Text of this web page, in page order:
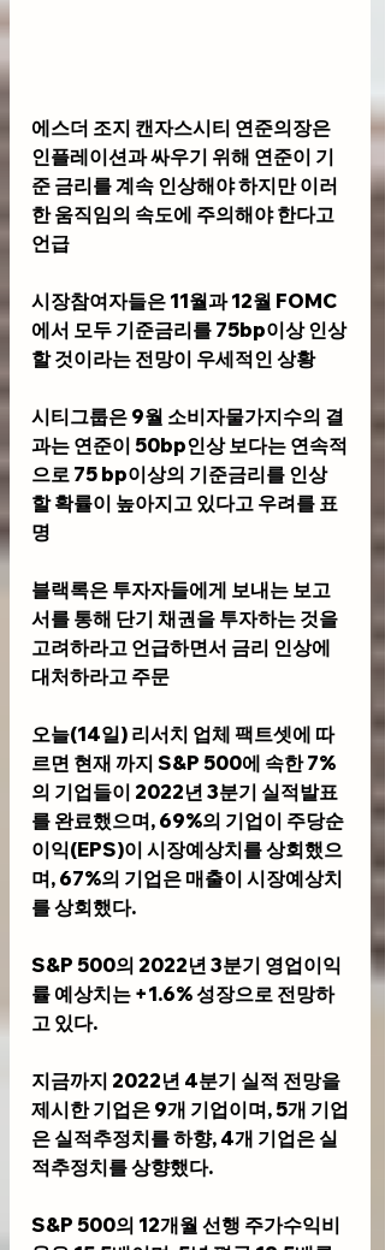
에스더 조지 캔자스시티 연준의장은
인플레이션과 싸우기 위해 연준이 기
준 금리를 계속 인상해야 하지만 이러
한 움직임의 속도에 주의해야 한다고
언급
시장참여자들은 11월과 12월 FOMC
에서 모두 기준금리를 75bp이상 인상
할 것이라는 전망이 우세적인 상황
시티그룹은 9월 소비자물가지수의 결
과는 연준이 50bp인상 보다는 연속적
으로 75 bp이상의 기준금리를 인상
할 확률이 높아지고 있다고 우려를 표
명
블랙록은 투자자들에게 보내는 보고
서를 통해 단기 채권을 투자하는 것을
고려하라고 언급하면서 금리 인상에
대처하라고 주문
오늘(14일) 리서치 업체 팩트셋에 따
르면 현재 까지 S&P 500에 속한 7%
의 기업들이 2022년 3분기 실적발표
를 완료했으며, 69%의 기업이 주당순
이익(EPS)이 시장예상치를 상회했으
며, 67%의 기업은 매출이 시장예상치
를 상회했다.
S&P 500의 2022년 3분기 영업이익
률 예상치는 +1.6% 성장으로 전망하
고 있다.
지금까지 2022년 4분기 실적 전망을
제시한 기업은 9개 기업이며, 5개 기업
은 실적추정치를 하향, 4개 기업은 실
적추정치를 상향했다.
S&P 500의 12개월 선행 주가수익비